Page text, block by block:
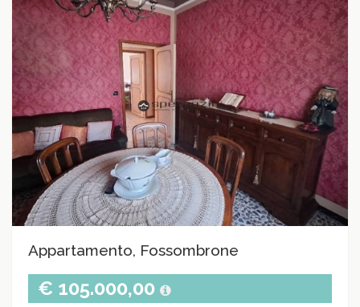
Appartamento, Fossombrone
€ 105.000,00